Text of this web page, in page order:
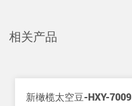
相关产品
新橄榄太空豆-HXY-7009